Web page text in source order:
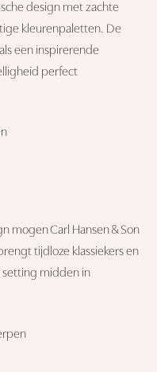
design met zachte
kleurenpaletten. De
een inspirerende
perfect
mogen Carl Hansen & Son
tijdloze klassiekers en
setting midden in